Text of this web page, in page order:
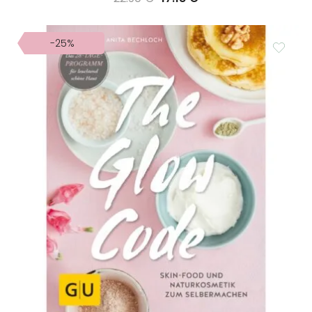
was:
22.90 €.
is:
17.18 €.
-25%